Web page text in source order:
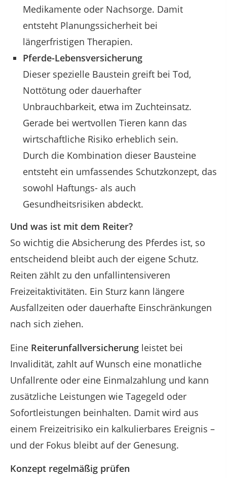
Medikamente oder Nachsorge. Damit
entsteht Planungssicherheit bei
längerfristigen Therapien.
Pferde-Lebensversicherung
Dieser spezielle Baustein greift bei Tod,
Nottötung oder dauerhafter
Unbrauchbarkeit, etwa im Zuchteinsatz.
Gerade bei wertvollen Tieren kann das
wirtschaftliche Risiko erheblich sein.
Durch die Kombination dieser Bausteine
entsteht ein umfassendes Schutzkonzept, das
sowohl Haftungs- als auch
Gesundheitsrisiken abdeckt.
Und was ist mit dem Reiter?
So wichtig die Absicherung des Pferdes ist, so
entscheidend bleibt auch der eigene Schutz.
Reiten zählt zu den unfallintensiveren
Freizeitaktivitäten. Ein Sturz kann längere
Ausfallzeiten oder dauerhafte Einschränkungen
nach sich ziehen.
Eine Reiterunfallversicherung leistet bei
Invalidität, zahlt auf Wunsch eine monatliche
Unfallrente oder eine Einmalzahlung und kann
zusätzliche Leistungen wie Tagegeld oder
Sofortleistungen beinhalten. Damit wird aus
einem Freizeitrisiko ein kalkulierbares Ereignis –
und der Fokus bleibt auf der Genesung.
Konzept regelmäßig prüfen